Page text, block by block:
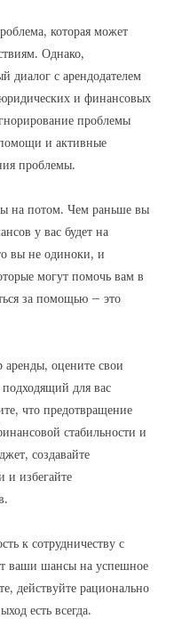
которая может
Однако,
диалог с арендодателем
и финансовых
проблемы
и активные
проблемы.
на потом. Чем раньше вы
у вас будет на
вы не одиноки, и
могут помочь вам в
за помощью – это
аренды, оцените свои
для вас
что предотвращение
стабильности и
создавайте
и избегайте
к сотрудничеству с
ваши шансы на успешное
действуйте рационально
есть всегда.